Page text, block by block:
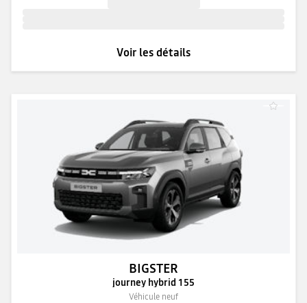
Voir les détails
BIGSTER
journey hybrid 155
Véhicule neuf